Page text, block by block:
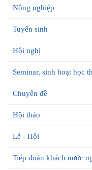
Nông nghiệp
Tuyển sinh
Hội nghị
Seminar, sinh hoạt học
Chuyên đề
Hội thảo
Lễ - Hội
Tiếp đoàn khách nước